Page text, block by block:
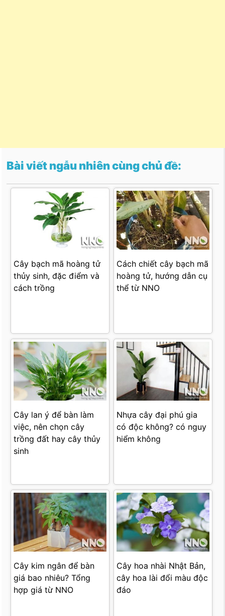
Bài viết ngẫu nhiên cùng chủ đề:
Cây bạch mã hoàng tử
thủy sinh, đặc điểm và
cách trồng
Cách chiết cây bạch mã
hoàng tử, hướng dẫn cụ
thể từ NNO
Cây lan ý để bàn làm
việc, nên chọn cây
trồng đất hay cây thủy
sinh
Nhựa cây đại phú gia
có độc không? có nguy
hiểm không
Cây kim ngân để bàn
giá bao nhiêu? Tổng
hợp giá từ NNO
Cây hoa nhài Nhật Bản,
cây hoa lài đổi màu độc
đáo